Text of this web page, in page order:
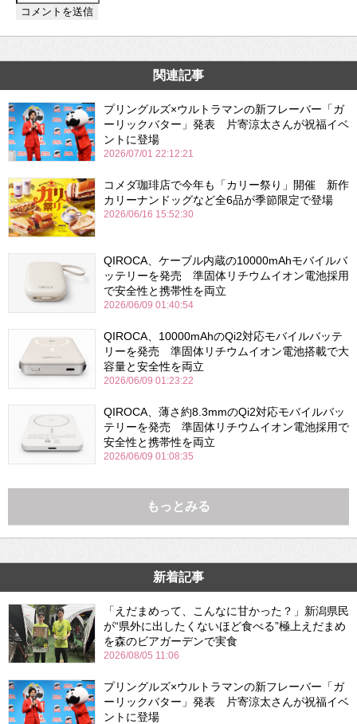
関連記事
プリングルズ×ウルトラマンの新フレーバー「ガ
ーリックバター」発表 片寄涼太さんが祝福イベ
ントに登場
2026/07/01 22:12:21
コメダ珈琲店で今年も「カリー祭り」開催 新作
カリーナンドッグなど全6品が季節限定で登場
2026/06/16 15:52:30
QIROCA、ケーブル内蔵の10000mAhモバイルバ
ッテリーを発売 準固体リチウムイオン電池採用
で安全性と携帯性を両立
2026/06/09 01:40:54
QIROCA、10000mAhのQi2対応モバイルバッテ
リーを発売 準固体リチウムイオン電池搭載で大
容量と安全性を両立
2026/06/09 01:23:22
QIROCA、薄さ約8.3mmのQi2対応モバイルバッ
テリーを発売 準固体リチウムイオン電池採用で
安全性と携帯性を両立
2026/06/09 01:08:35
もっとみる
新着記事
「えだまめって、こんなに甘かった？」新潟県民
が“県外に出したくないほど食べる”極上えだまめ
を森のビアガーデンで実食
2026/08/05 11:06
プリングルズ×ウルトラマンの新フレーバー「ガ
ーリックバター」発表 片寄涼太さんが祝福イベ
ントに登場